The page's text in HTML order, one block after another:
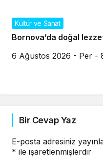
Kültür ve Sanat
Bornova’da doğal
6 Ağustos 2026 - Per -
Bir Cevap Yaz
E-posta adresiniz
* ile işaretlenmişlerdir